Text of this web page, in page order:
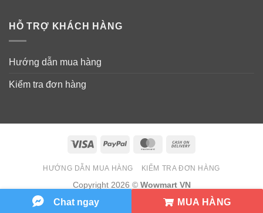
HỖ TRỢ KHÁCH HÀNG
Hướng dẫn mua hàng
Kiểm tra đơn hàng
Visa PayPal MasterCard
Delivery
HƯỚNG DẪN MUA HÀNG KIỂM TRA ĐƠN HÀNG
Copyright 2026 © Wowmart VN
Chat ngay MUA HÀNG